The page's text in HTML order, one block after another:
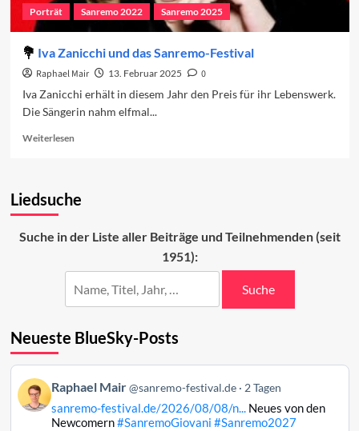
Porträt Sanremo 2022 Sanremo 2025
Iva Zanicchi und das Sanremo-Festival
Raphael Mair 13. Februar 2025
0
Iva Zanicchi erhält in diesem Jahr den Preis für ihr Lebenswerk.
Die Sängerin nahm elfmal...
WeiterlesenRead
Zanicchi
Sanremo-
Liedsuche
Suche in der Liste aller Beiträge und Teilnehmenden (seit
1951):
Suche
Neueste BlueSky-Posts
Beitrag
von
Raphael
Raphael Mair @sanremo-festival.de 2 Tagen
sanremo-festival.de/2026/08/08/n...Neues von den
Newcomern#SanremoGiovani #Sanremo2027